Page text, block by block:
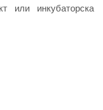
или инкубаторска